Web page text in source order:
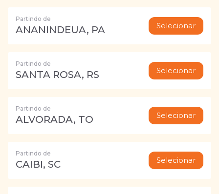
Partindo de
ANANINDEUA, PA Selecionar
Partindo de
SANTA ROSA, RS Selecionar
Partindo de
ALVORADA, TO Selecionar
Partindo de
CAIBI, SC Selecionar